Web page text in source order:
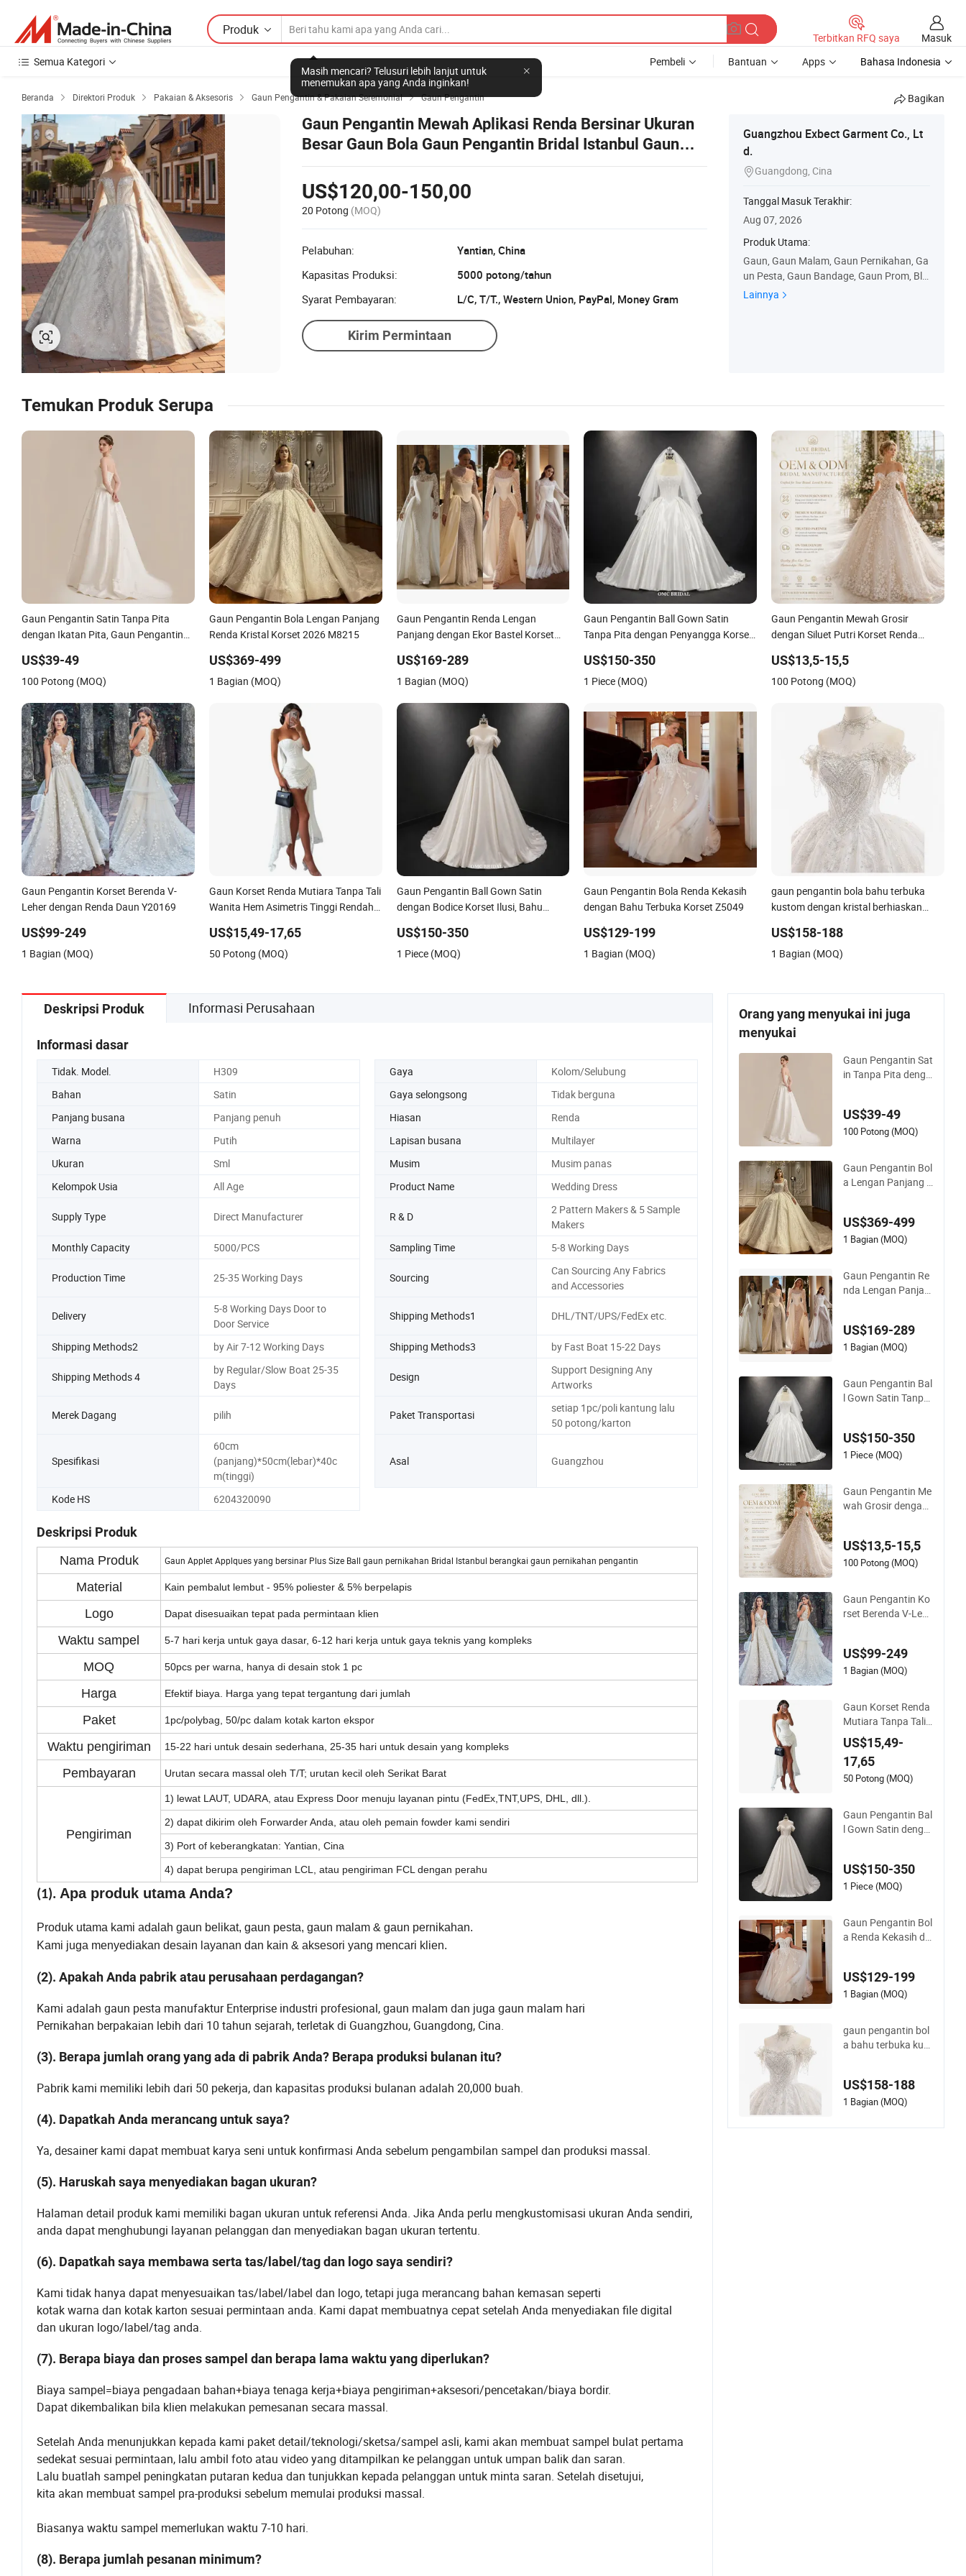
Produk
Masih mencari? Telusuri lebih lanjut untuk
menemukan apa yang Anda inginkan!
Terbitkan RFQ saya
Masuk
Semua Kategori
Pembeli Bantuan Apps Bahasa Indonesia
Beranda  Direktori Produk  Pakaian & Aksesoris  Gaun Pengantin & Pakaian Seremonial  Gaun Pengantin Bagikan
Gaun Pengantin Mewah Aplikasi Renda Bersinar Ukuran
Besar Gaun Bola Gaun Pengantin Bridal Istanbul Gaun
Pengantin Berhias Manik-manik
US$120,00-150,00
20 Potong (MOQ)
Pelabuhan:
Yantian, China
Kapasitas Produksi:
5000 potong/tahun
Syarat Pembayaran:
L/C, T/T., Western Union, PayPal, Money Gram
Kirim Permintaan
Guangzhou Exbect Garment Co., Lt
d.
Guangdong, Cina
Tanggal Masuk Terakhir:
Aug 07, 2026
Produk Utama:
Gaun, Gaun Malam, Gaun Pernikahan, Ga
un Pesta, Gaun Bandage, Gaun Prom, Bla
zer, Setelan, Romper, Rok
Lainnya
Temukan Produk Serupa
Gaun Pengantin Satin Tanpa Pita
dengan Ikatan Pita, Gaun Pengantin
Disesuaikan, Ukuran Plus, Gaun
Pengantin Elegan Berwarna Gading
US$39-49
100 Potong (MOQ)
Gaun Pengantin Bola Lengan Panjang
Renda Kristal Korset 2026 M8215
US$369-499
1 Bagian (MOQ)
Gaun Pengantin Renda Lengan
Panjang dengan Ekor Bastel Korset
US$169-289
1 Bagian (MOQ)
Gaun Pengantin Ball Gown Satin
Tanpa Pita dengan Penyangga Korset,
US$150-350
1 Piece (MOQ)
Gaun Pengantin Mewah Grosir
dengan Siluet Putri Korset Renda
Pabrikan
US$13,5-15,5
100 Potong (MOQ)
Gaun Pengantin Korset Berenda V-
Leher dengan Renda Daun Y20169
US$99-249
1 Bagian (MOQ)
Gaun Korset Renda Mutiara Tanpa Tali
Wanita Hem Asimetris Tinggi Rendah
US$15,49-17,65
50 Potong (MOQ)
Gaun Pengantin Ball Gown Satin
dengan Bodice Korset Ilusi, Bahu
Bridal Kustom
US$150-350
1 Piece (MOQ)
Gaun Pengantin Bola Renda Kekasih
dengan Bahu Terbuka Korset Z5049
US$129-199
1 Bagian (MOQ)
gaun pengantin bola bahu terbuka
kustom dengan kristal berhiaskan
US$158-188
1 Bagian (MOQ)
Deskripsi Produk Informasi Perusahaan
Informasi dasar
Tidak. Model. H309 Gaya
Kolom/Selubung
Bahan
Satin Gaya selongsong
Tidak berguna
Panjang busana
Panjang penuh Hiasan
Renda
Warna
Putih Lapisan busana
Multilayer
Ukuran
Sml Musim
Musim panas
Kelompok Usia
All Age Product Name Wedding Dress
Supply Type Direct Manufacturer R & D
2 Pattern Makers & 5 Sample
Makers
Monthly Capacity
5000/PCS Sampling Time 5-8 Working Days
Production Time 25-35 Working Days Sourcing
Can Sourcing Any Fabrics
and Accessories
Delivery
5-8 Working Days Door to
Door Service
Shipping Methods1 DHL/TNT/UPS/FedEx etc.
Shipping Methods2 by Air 7-12 Working Days Shipping Methods3 by Fast Boat 15-22 Days
Shipping Methods 4
by Regular/Slow Boat 25-35
Days
Design
Support Designing Any
Artworks
Merek Dagang pilih Paket Transportasi
setiap 1pc/poli kantung lalu
50 potong/karton
Spesifikasi
60cm
(panjang)*50cm(lebar)*40c
m(tinggi)
Asal Guangzhou
Kode HS 6204320090
Deskripsi Produk
Nama Produk Gaun Applet Applques yang bersinar Plus Size Ball gaun pernikahan Bridal Istanbul berangkai gaun pernikahan pengantin
Material Kain pembalut lembut - 95% poliester & 5% berpelapis
Logo Dapat disesuaikan tepat pada permintaan klien
Waktu sampel 5-7 hari kerja untuk gaya dasar, 6-12 hari kerja untuk gaya teknis yang kompleks
MOQ 50pcs per warna, hanya di desain stok 1 pc
Harga Efektif biaya. Harga yang tepat tergantung dari jumlah
Paket 1pc/polybag, 50/pc dalam kotak karton ekspor
Waktu pengiriman 15-22 hari untuk desain sederhana, 25-35 hari untuk desain yang kompleks
Pembayaran Urutan secara massal oleh T/T; urutan kecil oleh Serikat Barat
Pengiriman
1) lewat LAUT, UDARA, atau Express Door menuju layanan pintu (FedEx,TNT,UPS, DHL, dll.).
2) dapat dikirim oleh Forwarder Anda, atau oleh pemain fowder kami sendiri
3) Port of keberangkatan: Yantian, Cina
4) dapat berupa pengiriman LCL, atau pengiriman FCL dengan perahu
(1). Apa produk utama Anda?
Produk utama kami adalah gaun belikat, gaun pesta, gaun malam & gaun pernikahan.
Kami juga menyediakan desain layanan dan kain & aksesori yang mencari klien.
(2). Apakah Anda pabrik atau perusahaan perdagangan?
Kami adalah gaun pesta manufaktur Enterprise industri profesional, gaun malam dan juga gaun malam hari
Pernikahan berpakaian lebih dari 10 tahun sejarah, terletak di Guangzhou, Guangdong, Cina.
(3). Berapa jumlah orang yang ada di pabrik Anda? Berapa produksi bulanan itu?
Pabrik kami memiliki lebih dari 50 pekerja, dan kapasitas produksi bulanan adalah 20,000 buah.
(4). Dapatkah Anda merancang untuk saya?
Ya, desainer kami dapat membuat karya seni untuk konfirmasi Anda sebelum pengambilan sampel dan produksi massal.
(5). Haruskah saya menyediakan bagan ukuran?
Halaman detail produk kami memiliki bagan ukuran untuk referensi Anda. Jika Anda perlu mengkustomisasi ukuran Anda sendiri,
anda dapat menghubungi layanan pelanggan dan menyediakan bagan ukuran tertentu.
(6). Dapatkah saya membawa serta tas/label/tag dan logo saya sendiri?
Kami tidak hanya dapat menyesuaikan tas/label/label dan logo, tetapi juga merancang bahan kemasan seperti
kotak warna dan kotak karton sesuai permintaan anda. Kami dapat membuatnya cepat setelah Anda menyediakan file digital
dan ukuran logo/label/tag anda.
(7). Berapa biaya dan proses sampel dan berapa lama waktu yang diperlukan?
Biaya sampel=biaya pengadaan bahan+biaya tenaga kerja+biaya pengiriman+aksesori/pencetakan/biaya bordir.
Dapat dikembalikan bila klien melakukan pemesanan secara massal.
Setelah Anda menunjukkan kepada kami paket detail/teknologi/sketsa/sampel asli, kami akan membuat sampel bulat pertama
sedekat sesuai permintaan, lalu ambil foto atau video yang ditampilkan ke pelanggan untuk umpan balik dan saran.
Lalu buatlah sampel peningkatan putaran kedua dan tunjukkan kepada pelanggan untuk minta saran. Setelah disetujui,
kita akan membuat sampel pra-produksi sebelum memulai produksi massal.
Biasanya waktu sampel memerlukan waktu 7-10 hari.
(8). Berapa jumlah pesanan minimum?
Orang yang menyukai ini juga
menyukai
Gaun Pengantin Sat
in Tanpa Pita denga
ngan Belakang Kors
et, Dapat Disesuaik
n Berwarna Gading
US$39-49
100 Potong (MOQ)
Gaun Pengantin Bol
a Lengan Panjang R
US$369-499
1 Bagian (MOQ)
Gaun Pengantin Re
nda Lengan Panjan
027 B34
US$169-289
1 Bagian (MOQ)
Gaun Pengantin Bal
l Gown Satin Tanpa
ng Basque, dan Sele
ndang
US$150-350
1 Piece (MOQ)
Gaun Pengantin Me
wah Grosir dengan
ngantin Boutique P
abrikan
US$13,5-15,5
100 Potong (MOQ)
Gaun Pengantin Ko
rset Berenda V-Lehe
US$99-249
1 Bagian (MOQ)
Gaun Korset Renda
Mutiara Tanpa Tali
Wanita Hem Asimet
ris Tinggi Rendah P
utih untuk Pesta Ta
mu Pernikahan
US$15,49-
17,65
50 Potong (MOQ)
Gaun Pengantin Bal
l Gown Satin denga
er Sweetheart, Gau
n Bridal Kustom
US$150-350
1 Piece (MOQ)
Gaun Pengantin Bol
a Renda Kekasih de
US$129-199
1 Bagian (MOQ)
gaun pengantin bol
a bahu terbuka kust
enda punggung kor
set
US$158-188
1 Bagian (MOQ)